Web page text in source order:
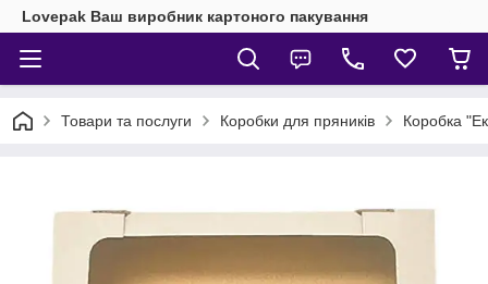
Lovepak Ваш виробник картоного пакування
Товари та послуги Коробки для пряників Коробка